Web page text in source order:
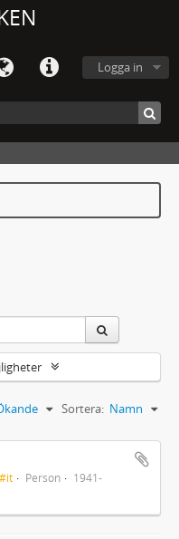
Logga in
Sortera: Namn
Person 1941-